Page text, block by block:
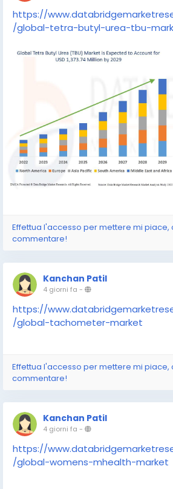
https://
/global-tetra-butyl-urea-tbu-
Effettua l'accesso per mettere mi piace,
commentare!
Kanchan Patil
4 giorni fa -
https://
/global-tachometer-market
Effettua l'accesso per mettere mi piace,
commentare!
Kanchan Patil
4 giorni fa -
https://
/global-womens-mhealth-market